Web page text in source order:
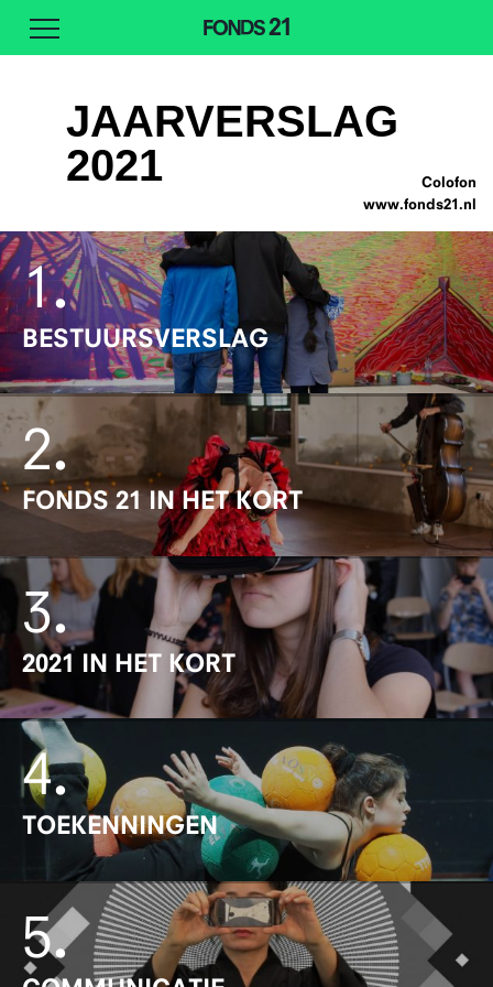
JAARVERSLAG
2021
Colofon
www.fonds21.nl
1.
BESTUURSVERSLAG
2.
FONDS 21 IN HET KORT
3.
2021 IN HET KORT
4.
TOEKENNINGEN
5.